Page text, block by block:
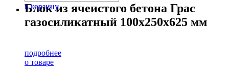
в корзину
Блок из ячеистого бетона Грас
газосиликатный 100х250х625 мм
подробнее
о товаре